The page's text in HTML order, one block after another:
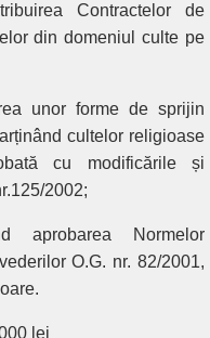
Contractelor de
din domeniul culte pe
unor forme de sprijin
cultelor religioase
cu modificările și
2002;
aprobarea Normelor
O.G. nr. 82/2001,
lei